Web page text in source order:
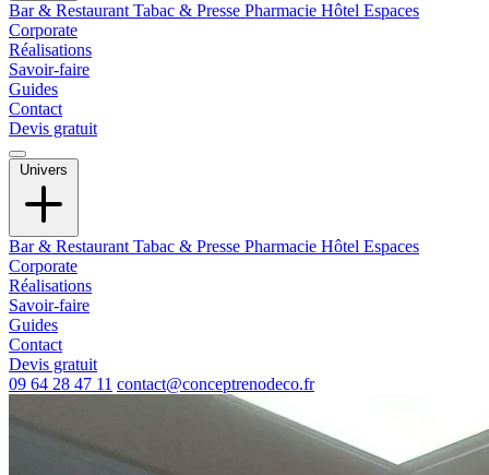
Bar & Restaurant Tabac & Presse Pharmacie Hôtel Espaces
Corporate
Réalisations
Savoir-faire
Guides
Contact
Devis gratuit
Univers
Bar & Restaurant Tabac & Presse Pharmacie Hôtel Espaces
Corporate
Réalisations
Savoir-faire
Guides
Contact
Devis gratuit
09 64 28 47 11 contact@conceptrenodeco.fr